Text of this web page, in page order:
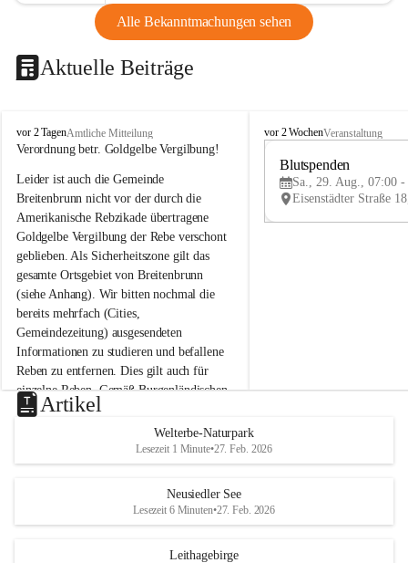
Alle Bekanntmachungen sehen
Aktuelle Beiträge
B
r
i
t
e
n
b
r
u
n
n
a
m
N
e
u
s
d
S
vor 2 TagenAmtliche Mitteilung
Verordnung betr. Goldgelbe Vergilbung!
Leider ist auch die Gemeinde
Breitenbrunn nicht vor der durch die
Amerikanische Rebzikade übertragene
Goldgelbe Vergilbung der Rebe verschont
geblieben. Als Sicherheitszone gilt das
gesamte Ortsgebiet von Breitenbrunn
(siehe Anhang). Wir bitten nochmal die
bereits mehrfach (Cities,
Gemeindezeitung) ausgesendeten
Informationen zu studieren und befallene
Reben zu entfernen. Dies gilt auch für
einzelne Reben. Gemäß Burgenländischen
Weinbaugesetz sind nicht gepflegte oder
unzulässige Weingärten zu roden! Bitte
helfen wir zusammen um unsere Winzer
vor den prognostizierten Ernteausfällen
und den daraus folgenden wirtschaftlichen
B
e
u
e
d
r
S
vor 2 WochenVeranstaltung
Blutspenden
Sa., 29. Aug., 07:00 -
Artikel
Welterbe-Naturpark
Lesezeit 1 Minute•27. Feb. 2026
Neusiedler See
Lesezeit 6 Minuten•27. Feb. 2026
Leithagebirge